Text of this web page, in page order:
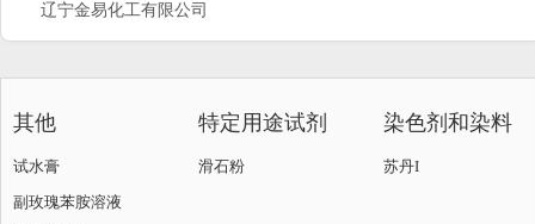
辽宁金易化工有限公司
其他
试水膏
副玫瑰苯胺溶液
特定用途试剂
滑石粉
染色剂和染料
苏丹I